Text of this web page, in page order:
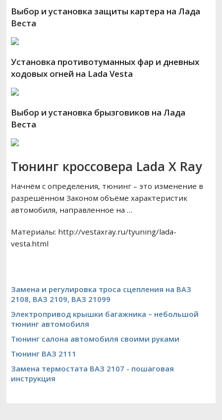
Выбор и установка защиты картера на Лада
Веста
Установка противотуманных фар и дневных
ходовых огней на Lada Vesta
Выбор и установка брызговиков на Лада
Веста
Тюнинг кроссовера Lada X Ray
Начнём с определения, тюнинг – это изменение в
разрешённом Законом объёме характеристик
автомобиля, направленное на …
Материалы: http://vestaxray.ru/tyuning/lada-
vesta.html
Замена и регулировка троса сцепления на ВАЗ
2108, ВАЗ 2109, ВАЗ 21099
Электропривод крышки багажника – небольшой
тюнинг автомобиля
Тюнинг салона автомобиля своими руками
Тюнинг ВАЗ 2111
Замена термостата ВАЗ 2107 - пошаговая
инструкция